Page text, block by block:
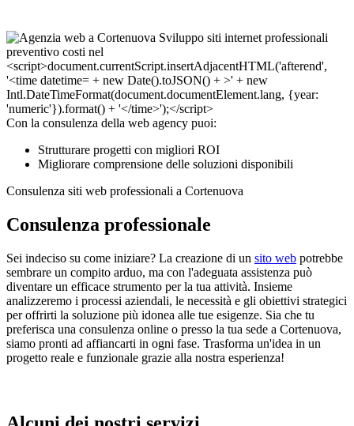
Con la consulenza della web agency puoi:
Strutturare progetti con migliori ROI
Migliorare comprensione delle soluzioni disponibili
Consulenza siti web professionali a Cortenuova
Consulenza professionale
Sei indeciso su come iniziare? La creazione di un sito web potrebbe
sembrare un compito arduo, ma con l'adeguata assistenza può
diventare un efficace strumento per la tua attività. Insieme
analizzeremo i processi aziendali, le necessità e gli obiettivi strategici
per offrirti la soluzione più idonea alle tue esigenze. Sia che tu
preferisca una consulenza online o presso la tua sede a Cortenuova,
siamo pronti ad affiancarti in ogni fase. Trasforma un'idea in un
progetto reale e funzionale grazie alla nostra esperienza!